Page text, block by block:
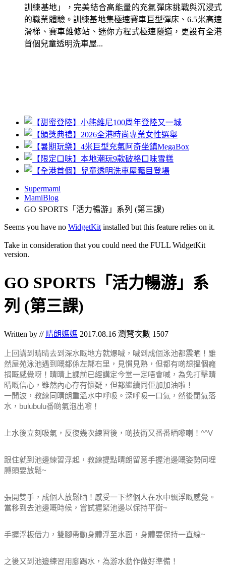
訓練基地」，完美結合高能量的充氣彈床挑戰與沉浸式
的職業體驗。訓練基地集極速賽車巨型彈床、6.5米高速
滑梯、賽車維修站、迷你方程式極速隧道，更設有全港
首個兒童透明洗車屋...
Supermami
MamiBlog
GO SPORTS「活力暢游」系列 (第三課)
Seems you have no WidgetKit installed but this feature relies on it.
Take in consideration that you could need the FULL WidgetKit
version.
GO SPORTS「活力暢游」系
列 (第三課)
Written by // 晴朗媽媽 2017.08.16 瀏覽次數 1507
上回講到晴晴去到深水嘅地方就爆喊，喊到成個泳池都震晒！ 雖
然屋苑泳池遇到嘅都係左鄰右里，見慣見熟，但都有啲想搵個癃
捐嘅感覺呀！ 晴晴上課前已經講定今堂一定唔會喊，為免打擊晴
晴嘅信心，雖然內心存有懷疑，但都繼續同佢加加油啦！
一開波，教練同晴朗重溫水中呼吸。深呼吸一口氣，然後閉氣落
水，bulubulu番啲氣泡出嚟！
上水後立刻吸氣，反復幾次練習後，啲技術又番番晒嚟喇！^^V
跟住就到池邊練習浮起，教練提點晴朗留意手握池邊嘅姿勢同埋
膊頭要放鬆~
張開雙手，成個人放鬆晒！感受一下整個人在水中飄浮嘅感覺。
當移到去池邊嘅時候，嘗試握緊池邊以保持平衡~
手握浮板借力，雙腳帶動身體浮至水面，身體要保持一直線~
之後又到池邊練習用腳踢水，為游水動作做好準備！